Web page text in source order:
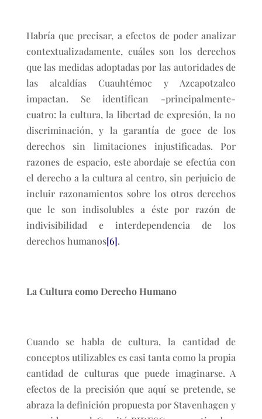
Habría que precisar, a efectos de poder analizar
contextualizadamente, cuáles son los derechos
que las medidas adoptadas por las autoridades de
las alcaldías Cuauhtémoc y Azcapotzalco
impactan. Se identifican -principalmente-
cuatro: la cultura, la libertad de expresión, la no
discriminación, y la garantía de goce de los
derechos sin limitaciones injustificadas. Por
razones de espacio, este abordaje se efectúa con
el derecho a la cultura al centro, sin perjuicio de
incluir razonamientos sobre los otros derechos
que le son indisolubles a éste por razón de
indivisibilidad e interdependencia de los
derechos humanos[6].
La Cultura como Derecho Humano
Cuando se habla de cultura, la cantidad de
conceptos utilizables es casi tanta como la propia
cantidad de culturas que puede imaginarse. A
efectos de la precisión que aquí se pretende, se
abraza la definición propuesta por Stavenhagen y